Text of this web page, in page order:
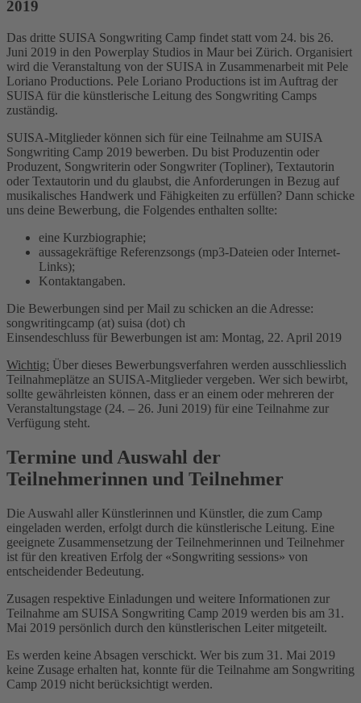
2019
Das dritte SUISA Songwriting Camp findet statt vom 24. bis 26.
Juni 2019 in den Powerplay Studios in Maur bei Zürich. Organisiert
wird die Veranstaltung von der SUISA in Zusammenarbeit mit Pele
Loriano Productions. Pele Loriano Productions ist im Auftrag der
SUISA für die künstlerische Leitung des Songwriting Camps
zuständig.
SUISA-Mitglieder können sich für eine Teilnahme am SUISA
Songwriting Camp 2019 bewerben. Du bist Produzentin oder
Produzent, Songwriterin oder Songwriter (Topliner), Textautorin
oder Textautorin und du glaubst, die Anforderungen in Bezug auf
musikalisches Handwerk und Fähigkeiten zu erfüllen? Dann schicke
uns deine Bewerbung, die Folgendes enthalten sollte:
eine Kurzbiographie;
aussagekräftige Referenzsongs (mp3-Dateien oder Internet-
Links);
Kontaktangaben.
Die Bewerbungen sind per Mail zu schicken an die Adresse:
songwritingcamp (at) suisa (dot) ch
Einsendeschluss für Bewerbungen ist am: Montag, 22. April 2019
Wichtig: Über dieses Bewerbungsverfahren werden ausschliesslich
Teilnahmeplätze an SUISA-Mitglieder vergeben. Wer sich bewirbt,
sollte gewährleisten können, dass er an einem oder mehreren der
Veranstaltungstage (24. – 26. Juni 2019) für eine Teilnahme zur
Verfügung steht.
Termine und Auswahl der
Teilnehmerinnen und Teilnehmer
Die Auswahl aller Künstlerinnen und Künstler, die zum Camp
eingeladen werden, erfolgt durch die künstlerische Leitung. Eine
geeignete Zusammensetzung der Teilnehmerinnen und Teilnehmer
ist für den kreativen Erfolg der «Songwriting sessions» von
entscheidender Bedeutung.
Zusagen respektive Einladungen und weitere Informationen zur
Teilnahme am SUISA Songwriting Camp 2019 werden bis am 31.
Mai 2019 persönlich durch den künstlerischen Leiter mitgeteilt.
Es werden keine Absagen verschickt. Wer bis zum 31. Mai 2019
keine Zusage erhalten hat, konnte für die Teilnahme am Songwriting
Camp 2019 nicht berücksichtigt werden.